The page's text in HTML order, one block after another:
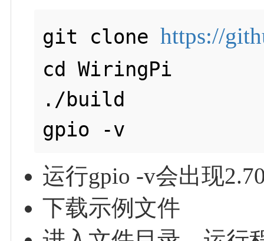
git clone https://
cd WiringPi
./build
运行gpio -v会出现
下载示例文件